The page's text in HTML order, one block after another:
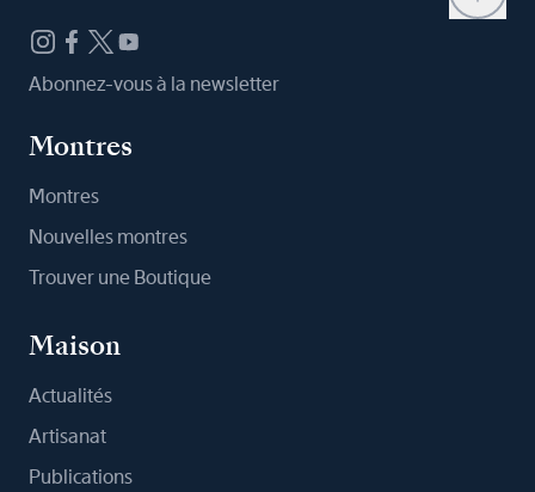
Abonnez-vous à la newsletter
Montres
Montres
Nouvelles montres
Trouver une Boutique
Maison
Actualités
Artisanat
Publications